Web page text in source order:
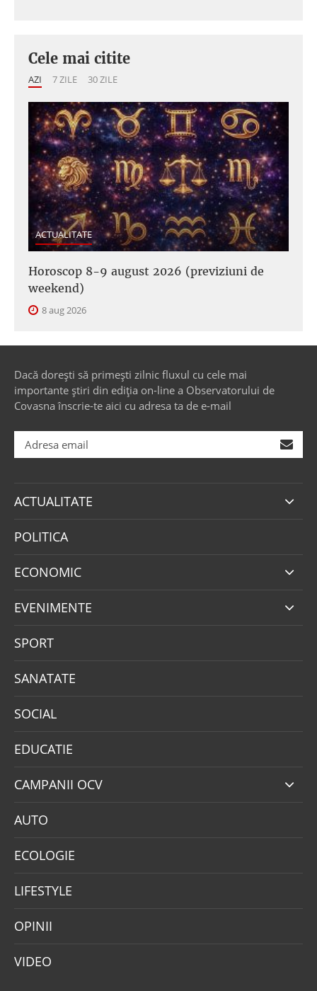
Cele mai citite
AZI 7 ZILE 30 ZILE
ACTUALITATE
Horoscop 8-9 august 2026 (previziuni de
weekend)
8 aug 2026
Dacă dorești să primești zilnic fluxul cu cele mai
importante știri din ediția on-line a Observatorului de
Covasna înscrie-te aici cu adresa ta de e-mail
ACTUALITATE
POLITICA
ECONOMIC
EVENIMENTE
SPORT
SANATATE
SOCIAL
EDUCATIE
CAMPANII OCV
AUTO
ECOLOGIE
LIFESTYLE
OPINII
VIDEO